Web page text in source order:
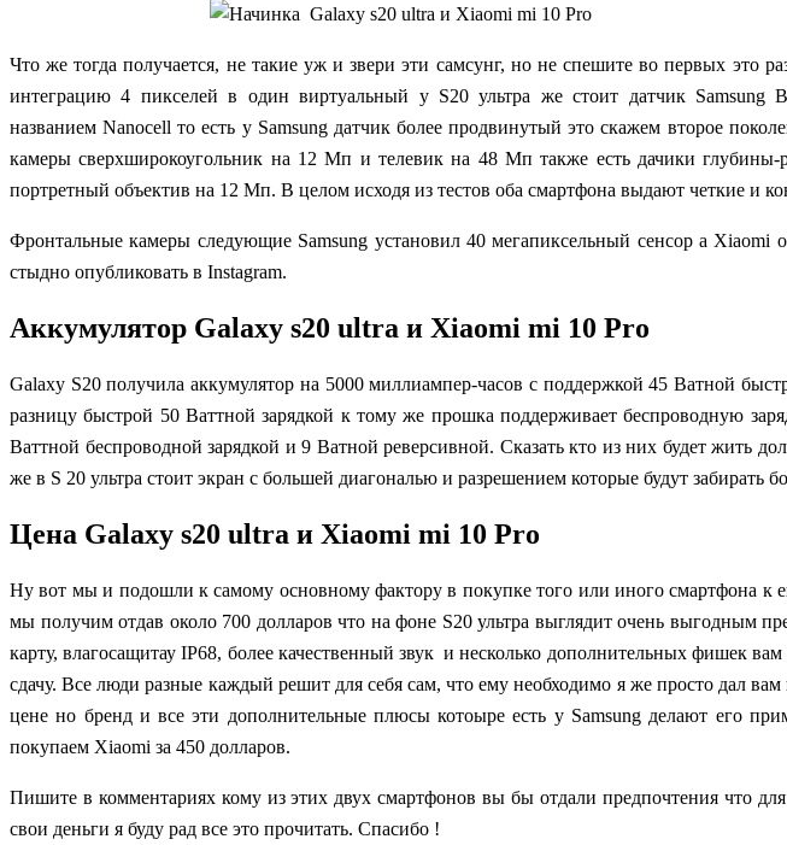
Что же тогда получается, не такие уж и звери эти самсунг, но не спешите во первых это
интеграцию 4 пикселей в один виртуальный у S20 ультра же стоит датчик
названием Nanocell то есть у Samsung датчик более продвинутый это скажем второе
камеры сверхширокоугольник на 12 Мп и телевик на 48 Мп также есть дачики глубины-
портретный объектив на 12 Мп. В целом исходя из тестов оба смартфона выдают четкие и
Фронтальные камеры следующие Samsung установил 40 мегапиксельный сенсор а Xiaomi
стыдно опубликовать в Instagram.
Аккумулятор Galaxy s20 ultra и Xiaomi mi 10 Pro
Galaxy S20 получила аккумулятор на 5000 миллиампер-часов с поддержкой 45 Ватной
разницу быстрой 50 Ваттной зарядкой к тому же прошка поддерживает беспроводную
Ваттной беспроводной зарядкой и 9 Ватной реверсивной. Cказать кто из них будет жить
же в S 20 ультра стоит экран с большей диагональю и разрешением которые будут забирать
Цена Galaxy s20 ultra и Xiaomi mi 10 Pro
Ну вот мы и подошли к самому основному фактору в покупке того или иного смартфона к
мы получим отдав около 700 долларов что на фоне S20 ультра выглядит очень выгодным
карту, влагосащитау IP68, более качественный звук и несколько дополнительных фишек
сдачу. Все люди разные каждый решит для себя сам, что ему необходимо я же просто дал
цене но бренд и все эти дополнительные плюсы котоыре есть у Samsung делают его
покупаем Xiaomi за 450 долларов.
Пишите в комментариях кому из этих двух смартфонов вы бы отдали предпочтения что
свои деньги я буду рад все это прочитать. Спасибо !